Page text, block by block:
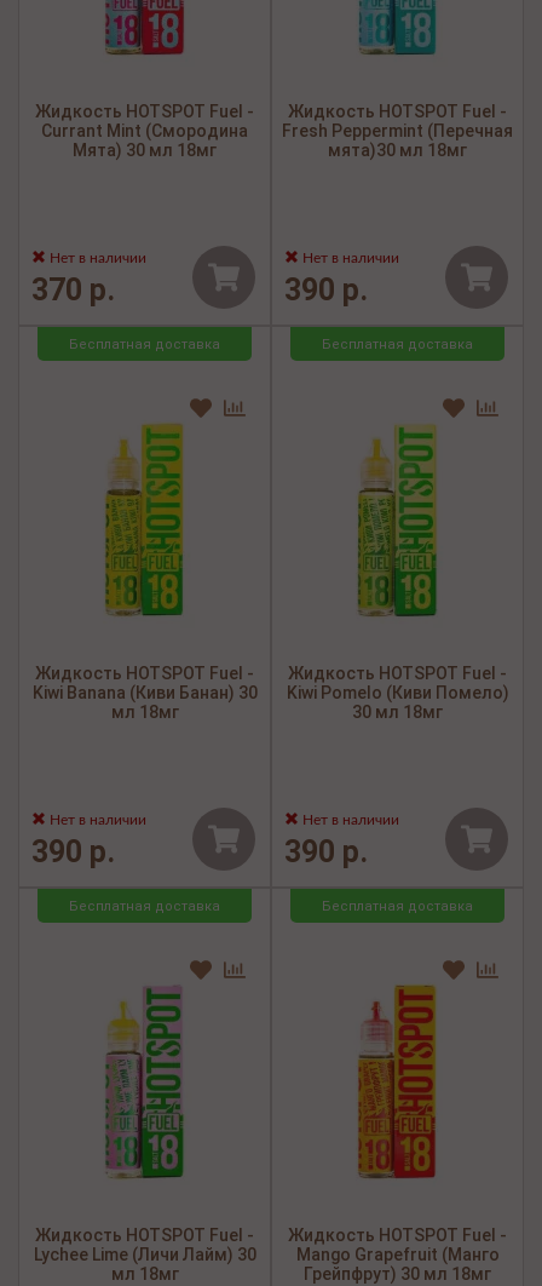
Жидкость HOTSPOT Fuel -
Currant Mint (Смородина
Мята) 30 мл 18мг
Нет в наличии
370 р.
Жидкость HOTSPOT Fuel -
Fresh Peppermint (Перечная
мята)30 мл 18мг
Нет в наличии
390 р.
Бесплатная доставка
Жидкость HOTSPOT Fuel -
Kiwi Banana (Киви Банан) 30
мл 18мг
Нет в наличии
390 р.
Бесплатная доставка
Жидкость HOTSPOT Fuel -
Kiwi Pomelo (Киви Помело)
30 мл 18мг
Нет в наличии
390 р.
Бесплатная доставка
Жидкость HOTSPOT Fuel -
Lychee Lime (Личи Лайм) 30
мл 18мг
Бесплатная доставка
Жидкость HOTSPOT Fuel -
Mango Grapefruit (Манго
Грейпфрут) 30 мл 18мг